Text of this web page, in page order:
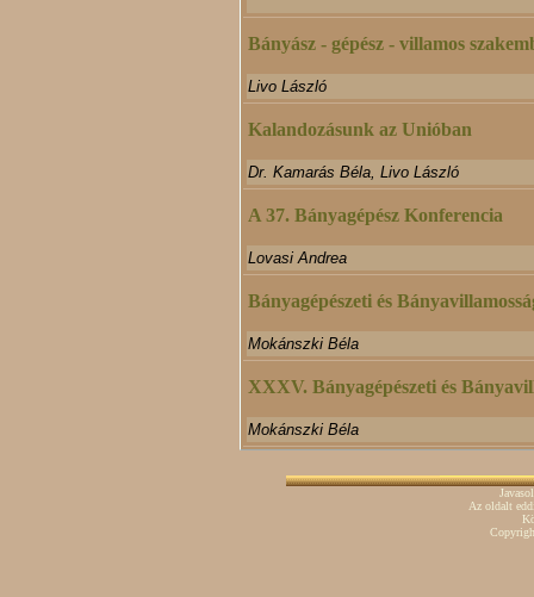
Bányász - gépész - villamos
Livo László
Kalandozásunk az Unióban
Dr. Kamarás Béla, Livo László
A 37. Bányagépész Konferencia
Lovasi Andrea
Bányagépészeti és
Mokánszki Béla
XXXV. Bányagépészeti és
Mokánszki Béla
Az oldalt